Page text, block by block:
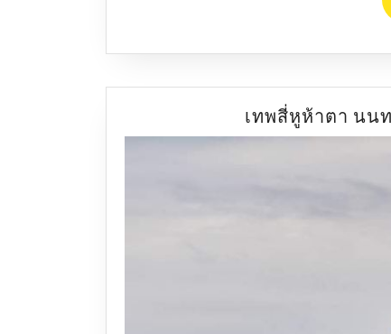
เทพสี่หูห้าตา นน